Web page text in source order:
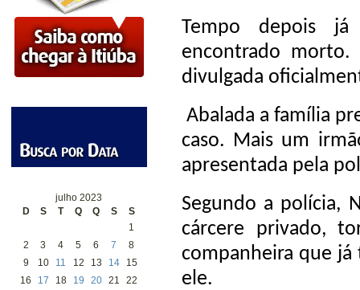
julho 2023
D
S T Q Q S
S
1
2
3 4 5 6 7
8
9
10 11 12 13 14
15
16
17 18 19 20 21
22
Tempo depois
encontrado
divulgada
Abalada a família
caso. Mais um
apresentada pela
Segundo a polícia,
cárcere privado,
companheira que
ele.